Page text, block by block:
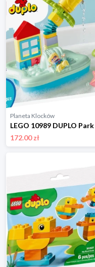
Planeta Klocków
172.00 zł